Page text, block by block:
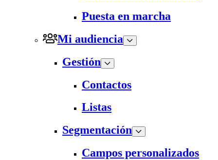
Puesta en marcha
Mi audiencia
Gestión
Contactos
Listas
Segmentación
Campos personalizados